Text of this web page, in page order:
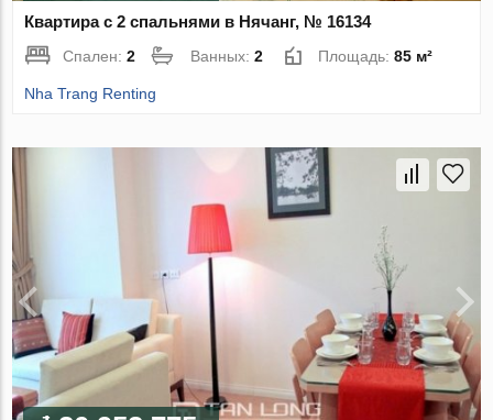
Квартира с 2 спальнями в Нячанг, № 16134
Спален:2 Ванных:2 Площадь:85 м²
Nha Trang Renting